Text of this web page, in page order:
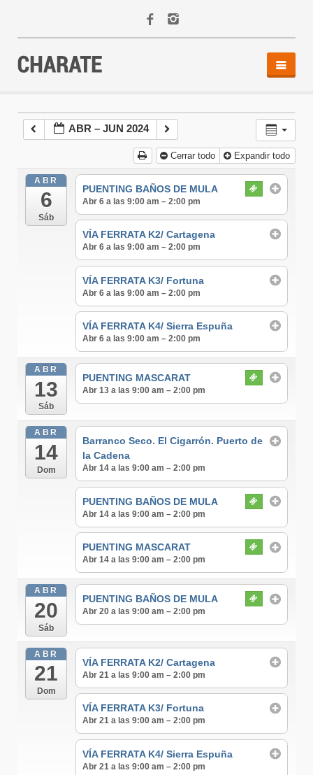
AGENDA
ACTIVIDADES
EQUIPO
CONTACTO
ABR – JUN 2024
Cerrar todo Expandir todo
ABR
6
Sáb
PUENTING BAÑOS DE MULA
Abr 6 a las 9:00 am – 2:00 pm
VÍA FERRATA K2/ Cartagena
Abr 6 a las 9:00 am – 2:00 pm
VÍA FERRATA K3/ Fortuna
Abr 6 a las 9:00 am – 2:00 pm
VÍA FERRATA K4/ Sierra Espuña
Abr 6 a las 9:00 am – 2:00 pm
ABR
13
Sáb
PUENTING MASCARAT
Abr 13 a las 9:00 am – 2:00 pm
ABR
14
Dom
Barranco Seco. El Cigarrón. Puerto de
la Cadena
Abr 14 a las 9:00 am – 2:00 pm
PUENTING BAÑOS DE MULA
Abr 14 a las 9:00 am – 2:00 pm
PUENTING MASCARAT
Abr 14 a las 9:00 am – 2:00 pm
ABR
20
Sáb
PUENTING BAÑOS DE MULA
Abr 20 a las 9:00 am – 2:00 pm
ABR
21
Dom
VÍA FERRATA K2/ Cartagena
Abr 21 a las 9:00 am – 2:00 pm
VÍA FERRATA K3/ Fortuna
Abr 21 a las 9:00 am – 2:00 pm
VÍA FERRATA K4/ Sierra Espuña
Abr 21 a las 9:00 am – 2:00 pm